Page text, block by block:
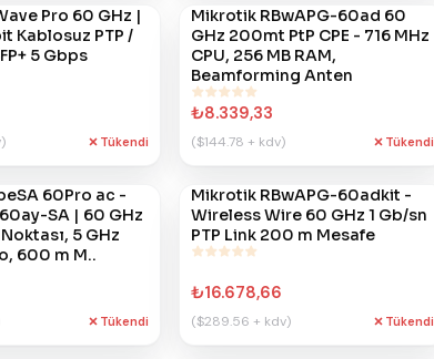
Pro 60 GHz |
Kablosuz PTP /
5 Gbps
Tükendi
724
Mikrotik RBwAPG-60ad 60
GHz 200mt PtP CPE - 716 MHz
CPU, 256 MB RAM,
Beamforming Anten
₺8.339,33
($144.78 + kdv) Tükendi
60Pro ac -
SA | 60 GHz
5 GHz
600 m M..
Tükendi
719
Mikrotik RBwAPG-60adkit -
Wireless Wire 60 GHz 1 Gb/sn
PTP Link 200 m Mesafe
₺16.678,66
($289.56 + kdv) Tükendi